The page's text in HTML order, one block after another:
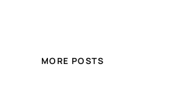
MORE POSTS